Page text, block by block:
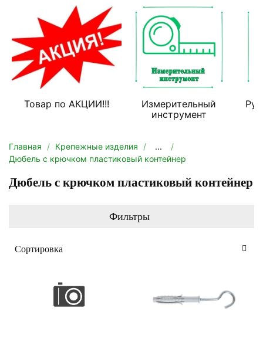
Товар по АКЦИИ!!!
Измерительный
инструмент
Главная Крепежные изделия
...
Дюбель с крючком пластиковый контейнер
Дюбель с крючком пластиковый контейнер
Фильтры